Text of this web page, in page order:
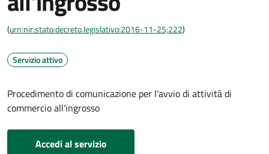
(urn:nir:stato:decreto.legislativo:2016-11-25;222)
Servizio attivo
Procedimento di comunicazione per l'avvio di attività di
commercio all'ingrosso
Accedi al servizio